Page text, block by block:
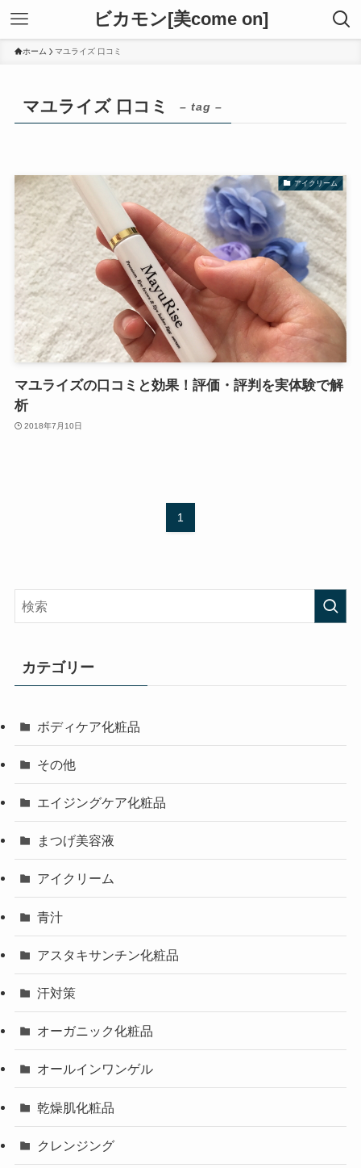
ビカモン[美come on]
ホーム マユライズ 口コミ
マユライズ 口コミ – tag –
アイクリーム
マユライズの口コミと効果！評価・評判を実体験で解
析
2018年7月10日
1
カテゴリー
ボディケア化粧品
その他
エイジングケア化粧品
まつげ美容液
アイクリーム
青汁
アスタキサンチン化粧品
汗対策
オーガニック化粧品
オールインワンゲル
乾燥肌化粧品
クレンジング